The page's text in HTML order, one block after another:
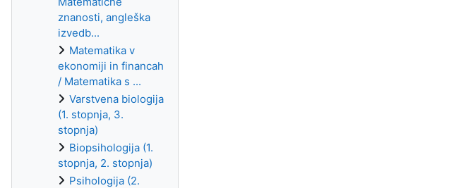
znanosti, angleška
izvedb...
Matematika v
ekonomiji in financah
/ Matematika s ...
Varstvena biologija
(1. stopnja, 3.
stopnja)
Biopsihologija (1.
stopnja, 2. stopnja)
Psihologija (2.